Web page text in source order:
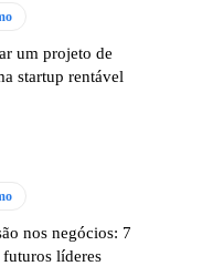
um projeto de
startup rentável
nos negócios: 7
líderes